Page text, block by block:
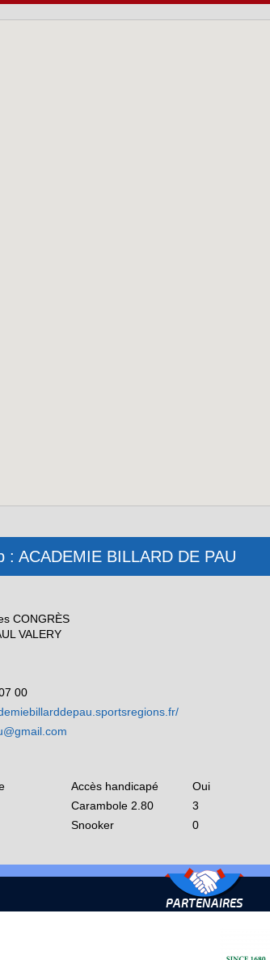
: ACADEMIE BILLARD DE PAU
CONGRÈS
VALERY
00
Accès handicapé
Oui
Carambole 2.80 3
Snooker 0
PARTENAIRES